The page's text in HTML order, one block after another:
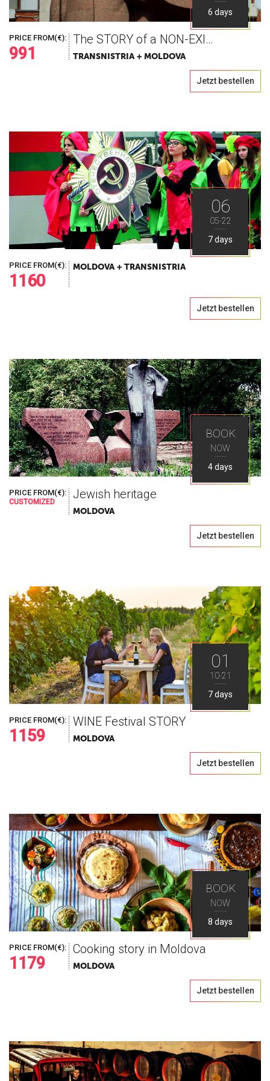
6 days
PRICE FROM(€):
991
The STORY of a NON-EXISTING country
TRANSNISTRIA + MOLDOVA
Jetzt bestellen
06
05-22
7 days
PRICE FROM(€):
1160
MOLDOVA + TRANSNISTRIA
Jetzt bestellen
BOOK
NOW
4 days
PRICE FROM(€):
CUSTOMIZED
Jewish heritage
MOLDOVA
Jetzt bestellen
01
10-21
7 days
PRICE FROM(€):
1159
WINE Festival STORY
MOLDOVA
Jetzt bestellen
BOOK
NOW
8 days
PRICE FROM(€):
1179
Cooking story in Moldova
MOLDOVA
Jetzt bestellen